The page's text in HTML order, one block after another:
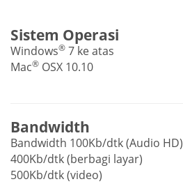
Sistem Operasi
Windows® 7 ke atas
Mac® OSX 10.10
Bandwidth
Bandwidth 100Kb/dtk (Audio HD)
400Kb/dtk (berbagi layar)
500Kb/dtk (video)